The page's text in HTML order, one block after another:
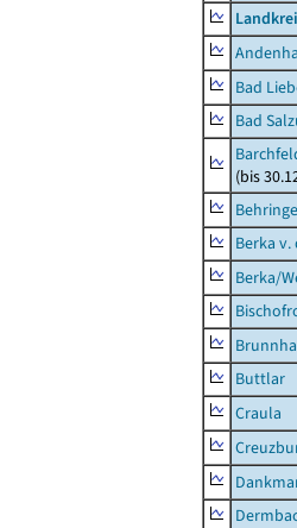
Bad
Bad
(bis
Berka v.
Berka/
Buttlar
Craula